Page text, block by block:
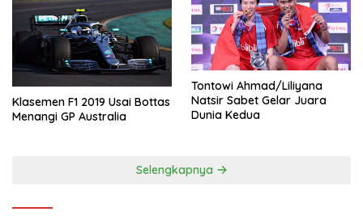
Klasemen F1 2019 Usai Bottas
Menangi GP Australia
Tontowi Ahmad/Liliyana
Natsir Sabet Gelar Juara
Dunia Kedua
Selengkapnya